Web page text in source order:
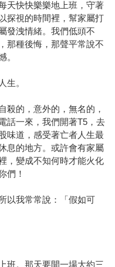
天快快樂樂地上班，守著
探視的時間裡，幫家屬打
發洩情緒。我們低頭不
那種後悔，那聲平常說不
。
生。
殺的，意外的，無名的，
一來，我們開著T5，去
味道，感受著亡者人生最
息的地方。或許會有家屬
，變成不知何時才能火化
們！
以我常常說：「假如可
班。那天要開一場大約三